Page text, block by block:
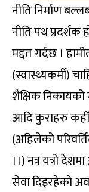
नीति निर्माण
नीति पथ
मद्दत गर्दछ ।
(स्वास्थ्यकर्मी)
शैक्षिक निकायको
आदि कुराहरु
(अहिलेको
।।) नत्र यत्रो
सेवा दिइरहेको